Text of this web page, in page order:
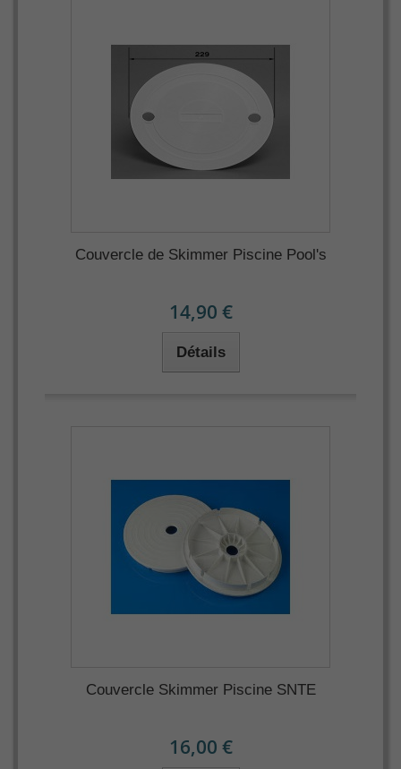
Couvercle de Skimmer Piscine Pool's
14,90 €
Détails
Couvercle Skimmer Piscine SNTE
16,00 €